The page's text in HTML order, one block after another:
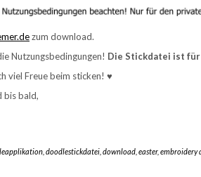
zum download.
Nutzungsbedingungen! Die Stickdatei ist
viel Freue beim sticken! ♥
bis bald,
, doodlestickdatei, download, easter, embroidery